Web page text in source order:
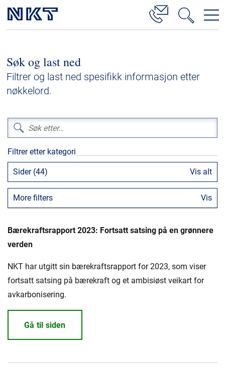
Høyspenningskabelløsninger
Kabelservice
Lavspenning
Høyspenningskabeltilbehør
Mellomspenningskabeltilbehør
Referanser
Nedlastinger
Presse og arrangementer
NKT ved første øyekast
Bærekraft
Søk og last ned
Filtrer og last ned spesifikk informasjon etter
nøkkelord.
Filtrer etter kategori
Sider (44) Vis alt
More filters Vis
Bærekraftsrapport 2023: Fortsatt satsing på en grønnere
verden
NKT har utgitt sin bærekraftsrapport for 2023, som viser
fortsatt satsing på bærekraft og et ambisiøst veikart for
avkarbonisering.
Gå til siden